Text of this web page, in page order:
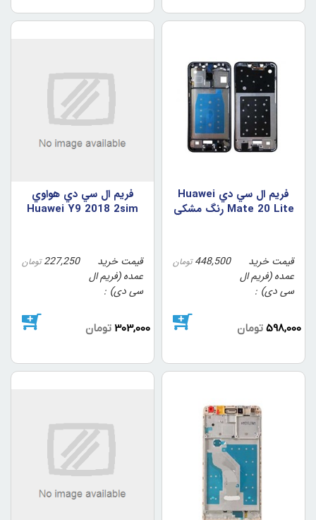
فريم ال سي دي Huawei
Mate 20 Lite رنگ مشکي
قیمت خرید
عمده (فریم ال
سی دی)
448,500 تومان
598,000 تومان
فريم ال سي دي هواوي
Huawei Y9 2018 2sim
قیمت خرید
عمده (فریم ال
سی دی)
227,250 تومان
303,000 تومان